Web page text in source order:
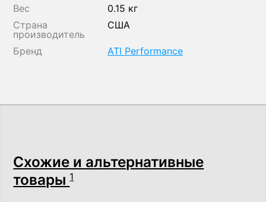
Вес
0.15 кг
Страна
производитель
США
Бренд ATI Performance
Схожие и альтернативные
товары1